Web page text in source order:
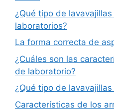
¿Qué tipo de
laboratorios?
La forma correcta de
¿Cuáles son las
de laboratorio?
¿Qué tipo de
Características de los